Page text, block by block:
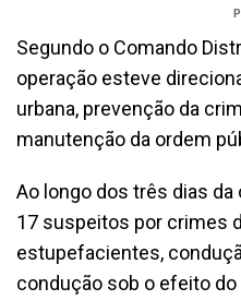
Segundo o Comando
operação esteve
urbana, prevenção da
manutenção da ordem
Ao longo dos três dias
17 suspeitos por crimes
estupefacientes,
condução sob o efeito